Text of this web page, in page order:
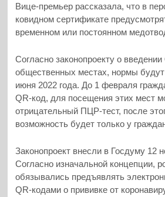
Вице-премьер рассказала, что в
ковидном сертификате
временном или постоянном
Согласно законопроекту о
общественных местах, нормы будут
июня 2022 года. До 1 февраля
QR-код, для посещения этих мест
отрицательный ПЦР-тест, после
возможность будет только у
Законопроект внесли в Госдуму 12
Согласно изначальной концепции,
обязывались предъявлять
QR-кодами о прививке от